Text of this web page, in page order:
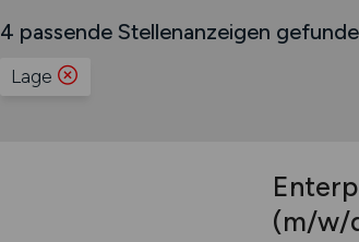
4 passende Stellenanzeigen
Lage
(m/w/